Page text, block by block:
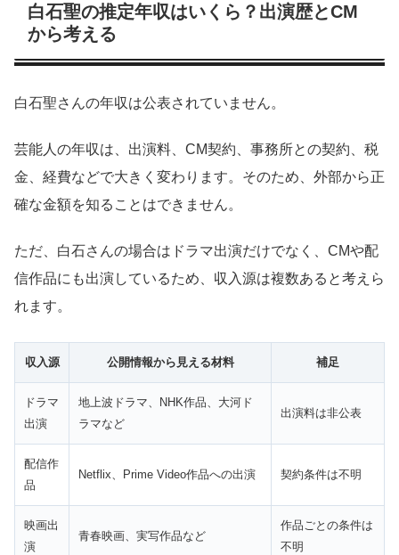
白石聖の推定年収はいくら？出演歴とCM
から考える
白石聖さんの年収は公表されていません。
芸能人の年収は、出演料、CM契約、事務所との契約、税
金、経費などで大きく変わります。そのため、外部から正
確な金額を知ることはできません。
ただ、白石さんの場合はドラマ出演だけでなく、CMや配
信作品にも出演しているため、収入源は複数あると考えら
れます。
収入源 公開情報から見える材料 補足
ドラマ
出演
地上波ドラマ、NHK作品、大河ド
ラマなど
出演料は非公表
配信作
品
Netflix、Prime Video作品への出演 契約条件は不明
映画出
演
青春映画、実写作品など
作品ごとの条件は
不明